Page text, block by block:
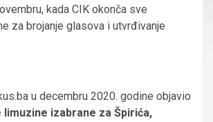
kada CIK okonča sve
za brojanje glasova i utvrđivanje
u decembru 2020. godine objavio
limuzine izabrane za Špirića,